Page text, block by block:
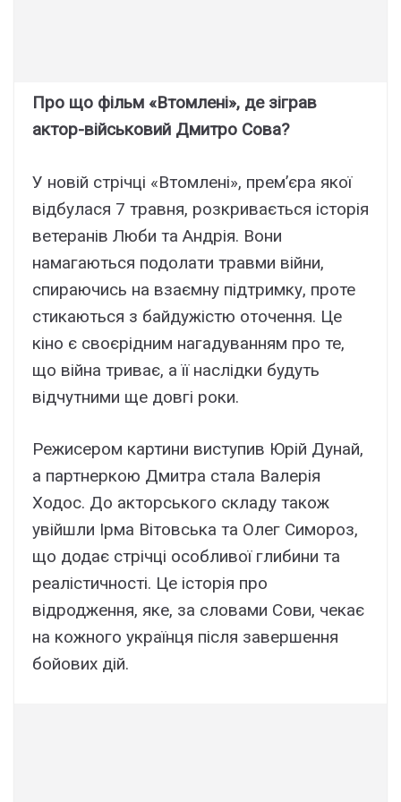
Про що фільм «Втомлені», де зіграв
актор-військовий Дмитро Сова?
У новій стрічці «Втомлені», прем’єра якої
відбулася 7 травня, розкривається історія
ветеранів Люби та Андрія. Вони
намагаються подолати травми війни,
спираючись на взаємну підтримку, проте
стикаються з байдужістю оточення. Це
кіно є своєрідним нагадуванням про те,
що війна триває, а її наслідки будуть
відчутними ще довгі роки.
Режисером картини виступив Юрій Дунай,
а партнеркою Дмитра стала Валерія
Ходос. До акторського складу також
увійшли Ірма Вітовська та Олег Симороз,
що додає стрічці особливої глибини та
реалістичності. Це історія про
відродження, яке, за словами Сови, чекає
на кожного українця після завершення
бойових дій.